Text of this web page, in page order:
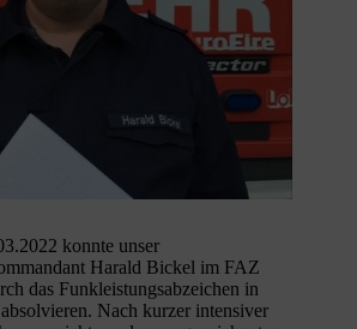
konnte unser
Harald Bickel im FAZ
das Funkleistungsabzeichen in
Nach kurzer intensiver